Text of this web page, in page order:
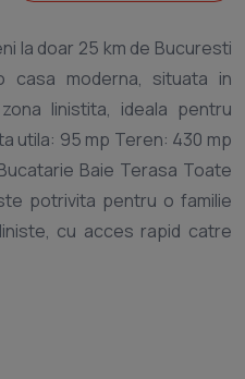
la doar 25 km de Bucuresti
casa moderna, situata in
linistita, ideala pentru
utila: 95 mp Teren: 430 mp
Baie Terasa Toate
potrivita pentru o familie
cu acces rapid catre